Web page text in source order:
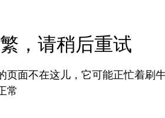
，请稍后重试
页面不在这儿，它可能正忙着刷
常